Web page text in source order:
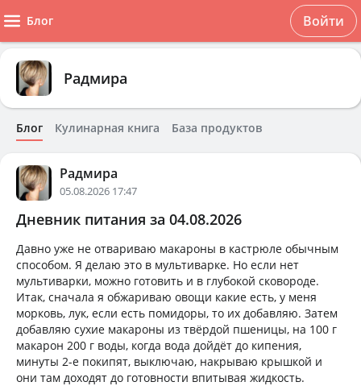
Блог Войти
Радмира
Блог Кулинарная книга База продуктов
Радмира
05.08.2026 17:47
Дневник питания за 04.08.2026
Давно уже не отвариваю макароны в кастрюле обычным
способом. Я делаю это в мультиварке. Но если нет
мультиварки, можно готовить и в глубокой сковороде.
Итак, сначала я обжариваю овощи какие есть, у меня
морковь, лук, если есть помидоры, то их добавляю. Затем
добавляю сухие макароны из твёрдой пшеницы, на 100 г
макарон 200 г воды, когда вода дойдёт до кипения,
минуты 2-е покипят, выключаю, накрываю крышкой и
они там доходят до готовности впитывая жидкость.